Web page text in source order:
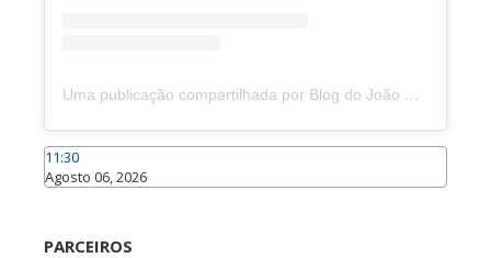
Uma publicação compartilhada por Blog do João Marcolino (@joaomarcolinoneto)
11:30
Agosto 06, 2026
PARCEIROS